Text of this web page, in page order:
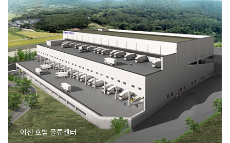
이천 호법 물류센터